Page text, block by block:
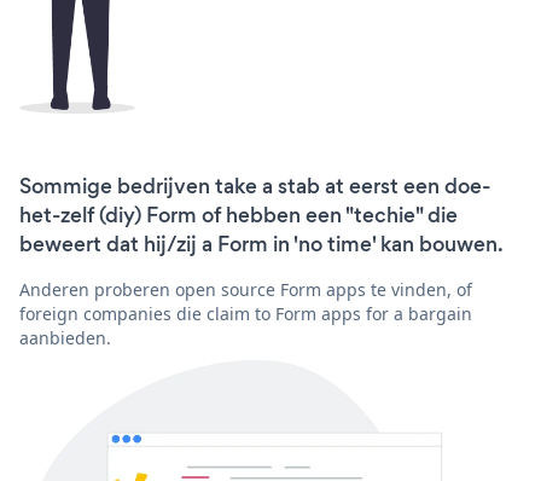
Sommige bedrijven take a stab at eerst een doe-
het-zelf (diy) Form of hebben een "techie" die
beweert dat hij/zij a Form in 'no time' kan bouwen.
Anderen proberen open source Form apps te vinden, of
foreign companies die claim to Form apps for a bargain
aanbieden.